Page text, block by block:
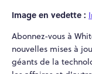
Image en vedette :
Abonnez-vous à
nouvelles mises à
géants de la